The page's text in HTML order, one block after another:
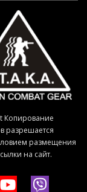
Копирование
разрешается
размещения
на сайт.